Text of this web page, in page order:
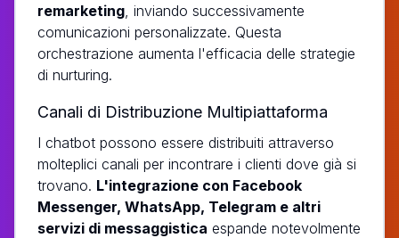
remarketing , inviando successivamente
comunicazioni personalizzate. Questa
orchestrazione aumenta l'efficacia delle strategie
di nurturing.
Canali di Distribuzione Multipiattaforma
I chatbot possono essere distribuiti attraverso
molteplici canali per incontrare i clienti dove già si
trovano. L'integrazione con Facebook
Messenger, WhatsApp, Telegram e altri
servizi di messaggistica espande notevolmente